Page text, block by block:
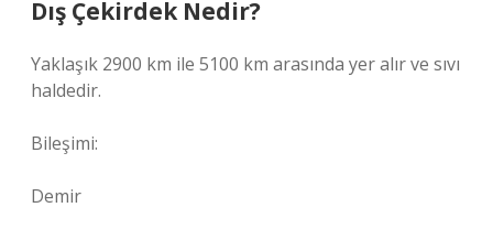
Dış Çekirdek Nedir?
Yaklaşık 2900 km ile 5100 km arasında yer alır ve sıvı
haldedir.
Bileşimi:
Demir